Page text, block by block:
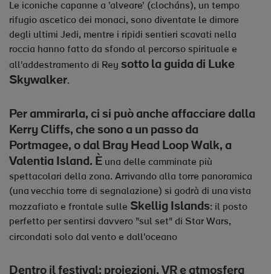
Le iconiche capanne a 'alveare' (clocháns), un tempo
rifugio ascetico dei monaci, sono diventate le dimore
degli ultimi Jedi, mentre i ripidi sentieri scavati nella
roccia hanno fatto da sfondo al percorso spirituale e
all'addestramento di Rey sotto la guida di Luke
Skywalker.
Per ammirarla, ci si può anche affacciare dalla
Kerry Cliffs, che sono a un passo da
Portmagee, o dal Bray Head Loop Walk, a
Valentia Island. È una delle camminate più
spettacolari della zona. Arrivando alla torre panoramica
(una vecchia torre di segnalazione) si godrà di una vista
mozzafiato e frontale sulle Skellig Islands: il posto
perfetto per sentirsi davvero "sul set" di Star Wars,
circondati solo dal vento e dall'oceano
Dentro il festival: proiezioni, VR e atmosfera